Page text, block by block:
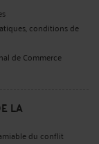
conditions de
de Commerce
LA
du conflit